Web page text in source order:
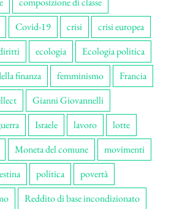
Covid-19 crisi
crisi europea
ecologia
Ecologia politica
finanza femminismo
Francia
Gianni Giovannelli
Israele lavoro
lotte
Moneta del comune
movimenti
politica
povertà
Reddito di base incondizionato